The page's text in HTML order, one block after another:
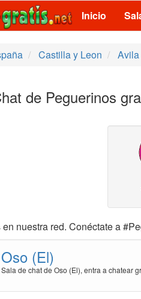
Inicio
Castilla y Leon Avila
de Peguerinos
nuestra red. Conéctate a
(El)
Sala de chat de Oso (El), entra a chatear